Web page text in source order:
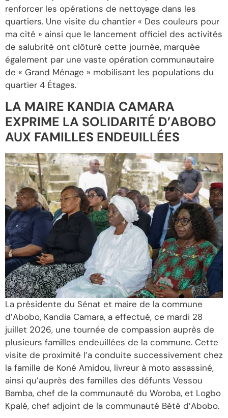
renforcer les opérations de nettoyage dans les
quartiers. Une visite du chantier « Des couleurs pour
ma cité » ainsi que le lancement officiel des activités
de salubrité ont clôturé cette journée, marquée
également par une vaste opération communautaire
de « Grand Ménage » mobilisant les populations du
quartier 4 Étages.
LA MAIRE KANDIA CAMARA
EXPRIME LA SOLIDARITÉ D’ABOBO
AUX FAMILLES ENDEUILLÉES
La présidente du Sénat et maire de la commune
d’Abobo, Kandia Camara, a effectué, ce mardi 28
juillet 2026, une tournée de compassion auprès de
plusieurs familles endeuillées de la commune. Cette
visite de proximité l’a conduite successivement chez
la famille de Koné Amidou, livreur à moto assassiné,
ainsi qu’auprès des familles des défunts Vessou
Bamba, chef de la communauté du Woroba, et Logbo
Kpalé, chef adjoint de la communauté Bété d’Abobo.